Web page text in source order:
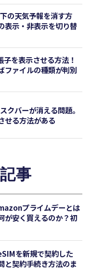
の天気予報を消す方
表示・非表示を切り替
を表示させる方法！
ファイルの種類が判別
バーが消える問題。
せる方法がある
事
プライムデーとは
が安く買えるのか？初
を新規で契約した
と契約手続き方法のま